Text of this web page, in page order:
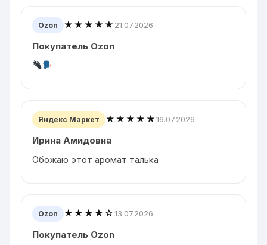
Ozon ★★★★★ 21.07.2026
Покупатель Ozon
Яндекс Маркет ★★★★★16.07.2026
Ирина Амидовна
Обожаю этот аромат талька
Ozon ★★★★☆13.07.2026
Покупатель Ozon